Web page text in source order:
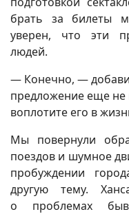
брать за билеты
уверен, что эти
людей.
— Конечно, —
предложение еще не
воплотите его в
Мы повернули
поездов и шумное
пробуждении
другую тему.
о проблемах